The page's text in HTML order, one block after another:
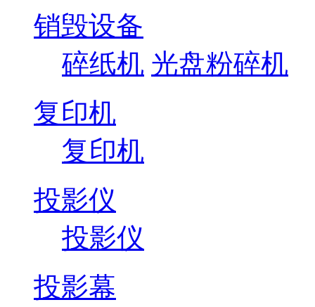
销毁设备
碎纸机 光盘粉碎机
复印机
复印机
投影仪
投影仪
投影幕